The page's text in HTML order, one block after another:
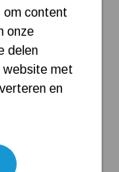
om content
onze
delen
website met
en